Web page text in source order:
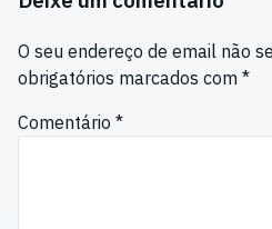
O seu endereço de email não
obrigatórios marcados com *
Comentário *